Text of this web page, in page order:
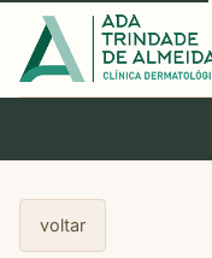
voltar